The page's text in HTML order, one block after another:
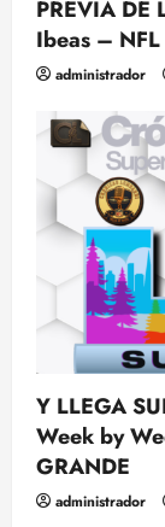
PREVIA DE
Ibeas –
administrador
Y LLEGA
Week by
GRANDE
administrador